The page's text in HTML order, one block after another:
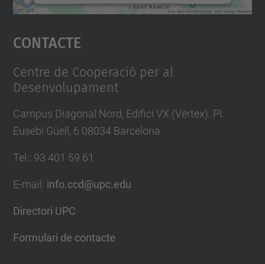
Accepta
powered by
Contacte
Centre de Cooperació per al
Desenvolupament
Campus Diagonal Nord, Edifici VX (Vèrtex). Pl.
Eusebi Güell, 6 08034 Barcelona
Tel. : 93 401 59 61
E-mail : info.ccd@upc.edu
Directori UPC
Formulari de contacte